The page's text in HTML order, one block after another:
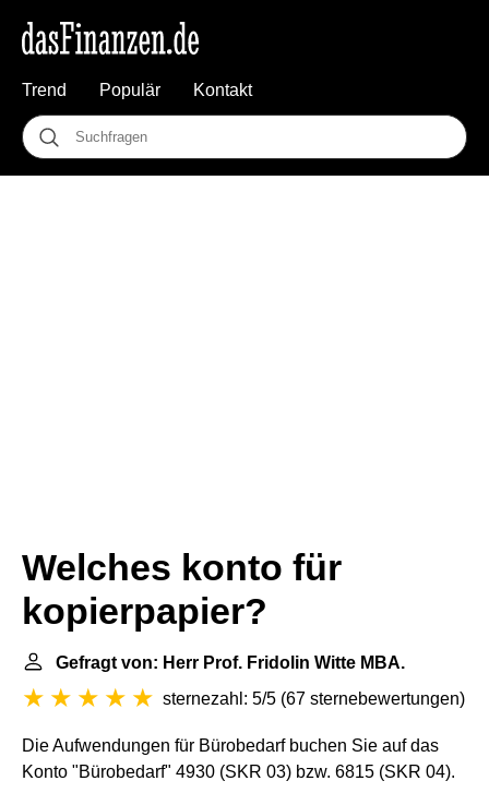
Trend Populär Kontakt
Welches konto für
kopierpapier?
Gefragt von: Herr Prof. Fridolin Witte MBA.
sternezahl: 5/5 (67 sternebewertungen)
Die Aufwendungen für Bürobedarf buchen Sie auf das
Konto "Bürobedarf" 4930 (SKR 03) bzw. 6815 (SKR 04).